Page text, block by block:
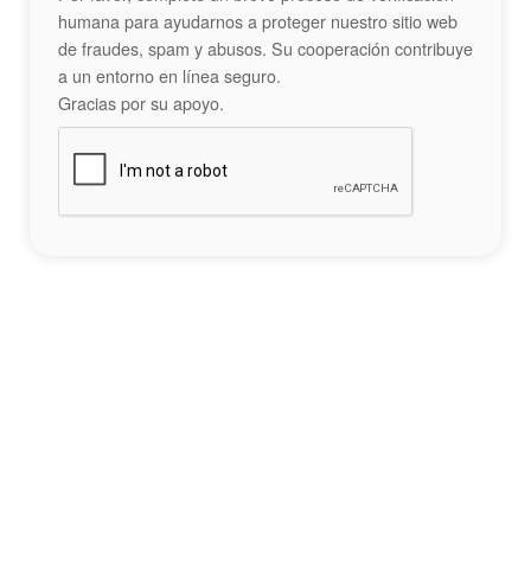
humana para ayudarnos a proteger nuestro sitio web
de fraudes, spam y abusos. Su cooperación contribuye
a un entorno en línea seguro.
Gracias por su apoyo.